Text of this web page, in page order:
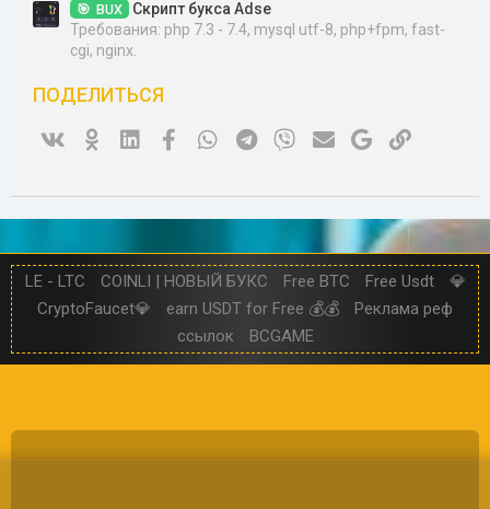
BUX
Скрипт букса Adse
Требования: php 7.3 - 7.4, mysql utf-8, php+fpm, fast-
cgi, nginx.
ПОДЕЛИТЬСЯ
Ok Linked InFacebookWhatsAppTelegram
Viber Электронная почта
Google
LE - LTC COINLI | НОВЫЙ БУКС Free BTC Free Usdt
💎
CryptoFaucet💎
earn USDT for Free 💰💰
Реклама реф
ссылок
BCGAME